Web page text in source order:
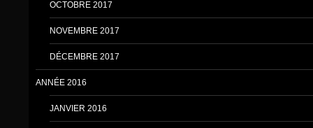
OCTOBRE 2017
NOVEMBRE 2017
DÉCEMBRE 2017
ANNÉE 2016
JANVIER 2016